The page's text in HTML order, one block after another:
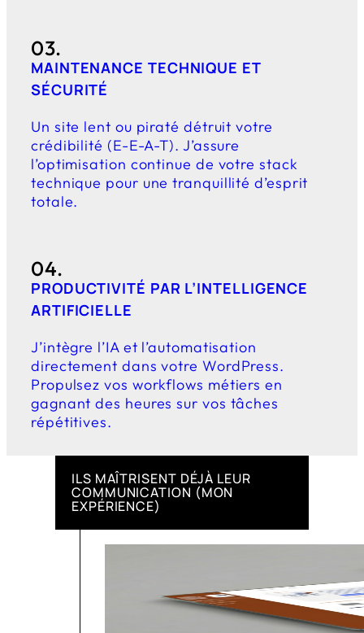
03.
MAINTENANCE TECHNIQUE ET
SÉCURITÉ
Un site lent ou piraté détruit votre
crédibilité (E-E-A-T). J’assure
l’optimisation continue de votrestack
technique pour une tranquillité d’esprit
totale.
04.
PRODUCTIVITÉ PAR L’INTELLIGENCE
ARTIFICIELLE
J’intègre l’IA et l’automatisation
directement dans votre WordPress.
Propulsez vos workflows métiers en
gagnant des heures sur vos tâches
répétitives.
ILS MAÎTRISENT DÉJÀ LEUR
COMMUNICATION (MON
EXPÉRIENCE)